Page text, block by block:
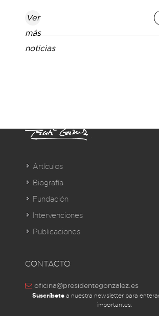
Ver
más
noticias
Artículos
Biografía
Fundación
Intervenciones
Publicaciones
CONTACTO
oficina@presidentegonzalez.es
Suscríbetea nuestra newsletter para
importantes: